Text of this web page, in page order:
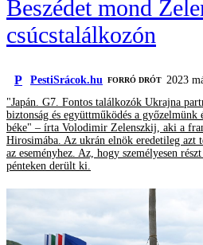
Beszédet mond
csúcstalálkozón
P PestiSrácok.hu FORRÓ DRÓT 2023
"Japán. G7. Fontos találkozók Ukrajna
biztonság és együttműködés a
béke" – írta Volodimir Zelenszkij, aki a
Hirosimába. Az ukrán elnök eredetileg azt
az eseményhez. Az, hogy személyesen
pénteken derült ki.